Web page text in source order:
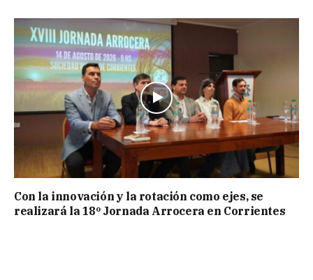
Con la innovación y la rotación como ejes, se
realizará la 18º Jornada Arrocera en Corrientes